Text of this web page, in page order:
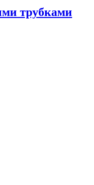
трубками